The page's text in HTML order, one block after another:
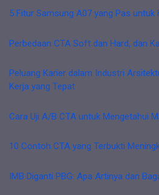
5 Fitur Samsung A07 yang Pas untuk
Perbedaan CTA Soft dan Hard, dan
Peluang Karier dalam Industri
Kerja yang Tepat
Cara Uji A/B CTA untuk Mengetahui
10 Contoh CTA yang Terbukti
IMB Diganti PBG: Apa Artinya dan